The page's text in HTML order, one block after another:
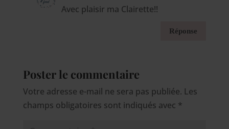
Avec plaisir ma Clairette!!
Réponse
Poster le commentaire
Votre adresse e-mail ne sera pas publiée. Les
champs obligatoires sont indiqués avec *